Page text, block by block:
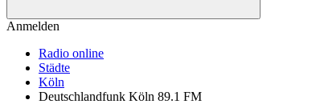
Anmelden
Radio online
Städte
Köln
Deutschlandfunk Köln 89.1 FM